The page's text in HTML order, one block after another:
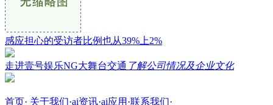
感应担心的受访者比例也从39%上2%
走进壹号娱乐NG大舞台交通 了解公司情况及企业文化
首页· 关于我们·ai资讯·ai应用 ·联系我们·